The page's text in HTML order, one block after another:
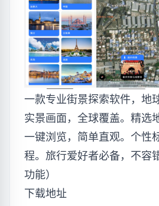
一款专业街景探索软件，地
实景画面，全球覆盖。精选
一键浏览，简单直观。个性
程。旅行爱好者必备，不容
功能）
下载地址